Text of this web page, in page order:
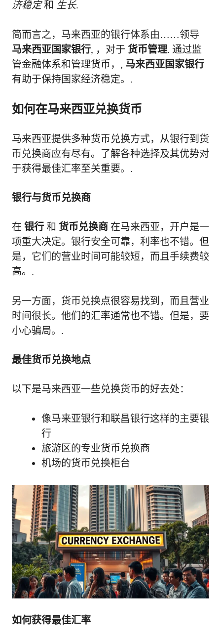
济稳定和 生长.
简而言之，马来西亚的银行体系由……领导
马来西亚国家银行, ，对于 货币管理. 通过监
管金融体系和管理货币，, 马来西亚国家银行
有助于保持国家经济稳定。.
如何在马来西亚兑换货币
马来西亚提供多种货币兑换方式，从银行到货
币兑换商应有尽有。了解各种选择及其优势对
于获得最佳汇率至关重要。.
银行与货币兑换商
在 银行 和 货币兑换商 在马来西亚，开户是一
项重大决定。银行安全可靠，利率也不错。但
是，它们的营业时间可能较短，而且手续费较
高。.
另一方面，货币兑换点很容易找到，而且营业
时间很长。他们的汇率通常也不错。但是，要
小心骗局。.
最佳货币兑换地点
以下是马来西亚一些兑换货币的好去处：
像马来亚银行和联昌银行这样的主要银
行
旅游区的专业货币兑换商
机场的货币兑换柜台
如何获得最佳汇率